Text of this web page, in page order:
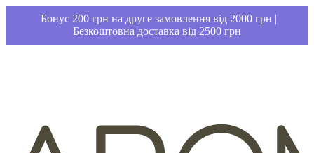
Бонус 200 грн на друге замовлення від 2000 грн |
Безкоштовна доставка від 2500 грн